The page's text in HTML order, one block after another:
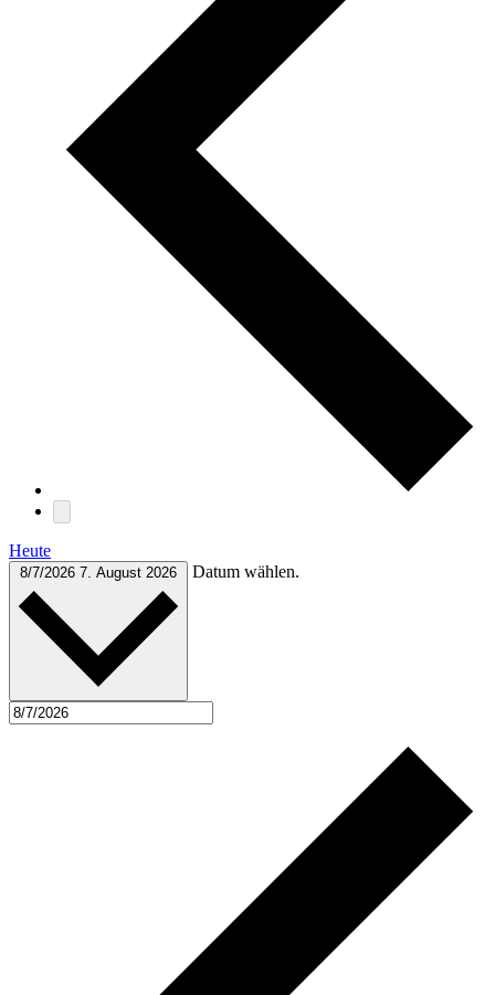
Heute
8/7/2026 7. August 2026 Datum wählen.